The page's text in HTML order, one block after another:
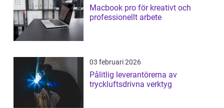
Macbook pro för kreativt och
professionellt arbete
03 februari 2026
Pålitlig leverantörerna av
tryckluftsdrivna verktyg